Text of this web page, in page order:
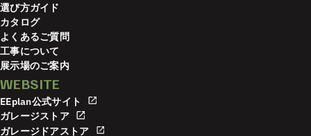
選び方ガイド
カタログ
よくあるご質問
工事について
展示場のご案内
WEBSITE
EEplan公式サイト
ガレージストア
ガレージドアストア